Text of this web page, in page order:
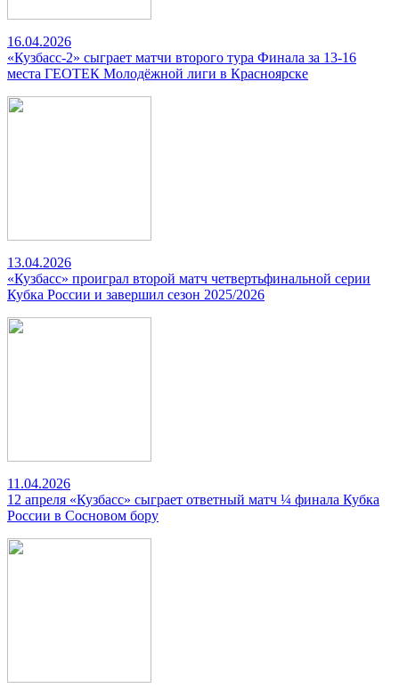
16.04.2026
«Кузбасс-2» сыграет матчи второго тура Финала за 13-16
места ГЕОТЕК Молодёжной лиги в Красноярске
13.04.2026
«Кузбасс» проиграл второй матч четвертьфинальной серии
Кубка России и завершил сезон 2025/2026
11.04.2026
12 апреля «Кузбасс» сыграет ответный матч ¼ финала Кубка
России в Сосновом бору